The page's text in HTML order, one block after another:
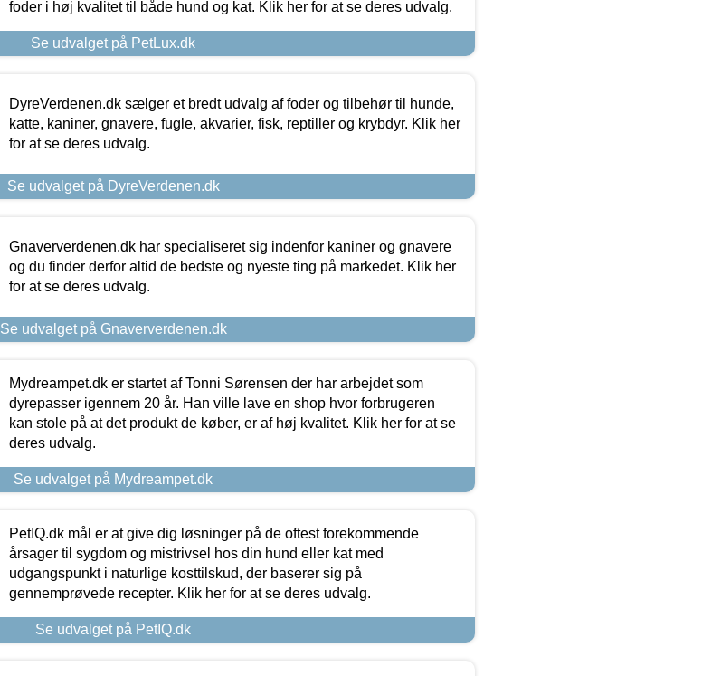
foder i høj kvalitet til både hund og kat. Klik her for at se deres udvalg.
Se udvalget på PetLux.dk
DyreVerdenen.dk sælger et bredt udvalg af foder og tilbehør til hunde,
katte, kaniner, gnavere, fugle, akvarier, fisk, reptiller og krybdyr. Klik her
for at se deres udvalg.
Se udvalget på DyreVerdenen.dk
Gnaververdenen.dk har specialiseret sig indenfor kaniner og gnavere
og du finder derfor altid de bedste og nyeste ting på markedet. Klik her
for at se deres udvalg.
Se udvalget på Gnaververdenen.dk
Mydreampet.dk er startet af Tonni Sørensen der har arbejdet som
dyrepasser igennem 20 år. Han ville lave en shop hvor forbrugeren
kan stole på at det produkt de køber, er af høj kvalitet. Klik her for at se
deres udvalg.
Se udvalget på Mydreampet.dk
PetIQ.dk mål er at give dig løsninger på de oftest forekommende
årsager til sygdom og mistrivsel hos din hund eller kat med
udgangspunkt i naturlige kosttilskud, der baserer sig på
gennemprøvede recepter. Klik her for at se deres udvalg.
Se udvalget på PetIQ.dk